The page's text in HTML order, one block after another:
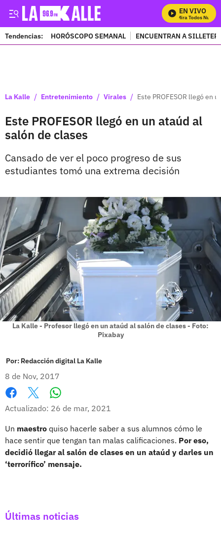
EN VIVO
Mira Todos
Tendencias: HORÓSCOPO SEMANAL ENCUENTRAN A
La Kalle / Entretenimiento / Virales / Este PROFESOR llegó en
Este PROFESOR llegó en un ataúd al
salón de clases
Cansado de ver el poco progreso de sus
estudiantes tomó una extrema decisión
La Kalle - Profesor llegó en un ataúd al salón de clases - Foto:
Pixabay
Por: Redacción digital La Kalle
8 de Nov, 2017
Facebook
X
Actualizado: 26 de mar, 2021
Un maestro quiso hacerle saber a sus alumnos cómo le
hace sentir que tengan tan malas calificaciones. Por eso,
decidió llegar al salón de clases en un ataúd y darles un
‘terrorífico’ mensaje.
Últimas noticias